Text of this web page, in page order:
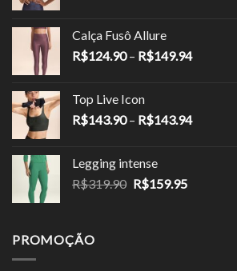
era:
R$189.90.R$113.94.
Calça Fusô Allure
R$124.90 – R$149.94Faixa
através
Top Live Icon
R$143.90 – R$143.94Faixa
Legging intense
R$319.90 O
R$159.95O
PROMOÇÃO